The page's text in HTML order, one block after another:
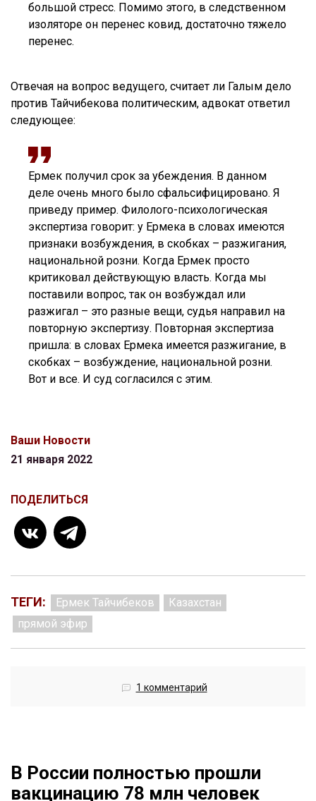
большой стресс. Помимо этого, в следственном
изоляторе он перенес ковид, достаточно тяжело
перенес.
Отвечая на вопрос ведущего, считает ли Галым дело
против Тайчибекова политическим, адвокат ответил
следующее:
Ермек получил срок за убеждения. В данном
деле очень много было сфальсифицировано. Я
приведу пример. Филолого-психологическая
экспертиза говорит: у Ермека в словах имеются
признаки возбуждения, в скобках – разжигания,
национальной розни. Когда Ермек просто
критиковал действующую власть. Когда мы
поставили вопрос, так он возбуждал или
разжигал – это разные вещи, судья направил на
повторную экспертизу. Повторная экспертиза
пришла: в словах Ермека имеется разжигание, в
скобках – возбуждение, национальной розни.
Вот и все. И суд согласился с этим.
Ваши Новости
21 января 2022
ПОДЕЛИТЬСЯ
ТЕГИ: Ермек Тайчибеков
Казахстан
прямой эфир
1 комментарий
В России полностью прошли
вакцинацию 78 млн человек